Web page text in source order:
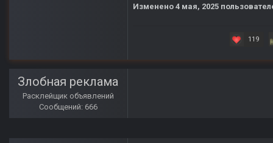
Изменено 4 мая, 2025
119
Злобная реклама
Расклейщик объявлений
Сообщений: 666